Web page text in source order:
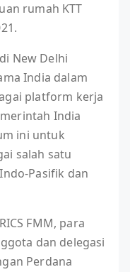
rumah KTT
New Delhi
India dalam
platform kerja
India
ini untuk
salah satu
Pasifik dan
FMM, para
dan delegasi
Perdana